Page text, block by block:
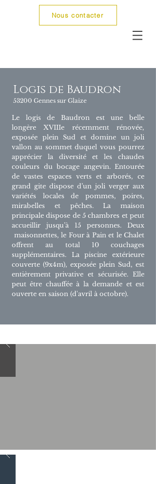
Nous contacter
Logis de Baudron
53200 Gennes sur Glaize
Le logis de Baudron est une belle
longère XVIIIe récemment rénovée,
exposée plein Sud et domine un joli
vallon au sommet duquel vous pourrez
apprécier la diversité et les chaudes
couleurs du bocage angevin. Entourée
de vastes espaces verts et arborés, ce
grand gite dispose d’un joli verger aux
variétés locales de pommes, poires,
mirabelles et pêches. La maison
principale dispose de 5 chambres et peut
accueillir jusqu’à 15 personnes. Deux
maisonnettes, le Four à Pain et le Chalet
offrent au total 10 couchages
supplémentaires. La piscine extérieure
couverte (9x4m), exposée plein Sud, est
entièrement privative et sécurisée. Elle
peut être chauffée à la demande et est
ouverte en saison (d'avril à octobre).